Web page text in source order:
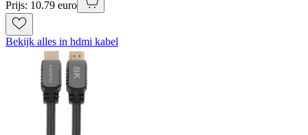
Prijs: 10.79 euro
Bekijk alles in hdmi kabel